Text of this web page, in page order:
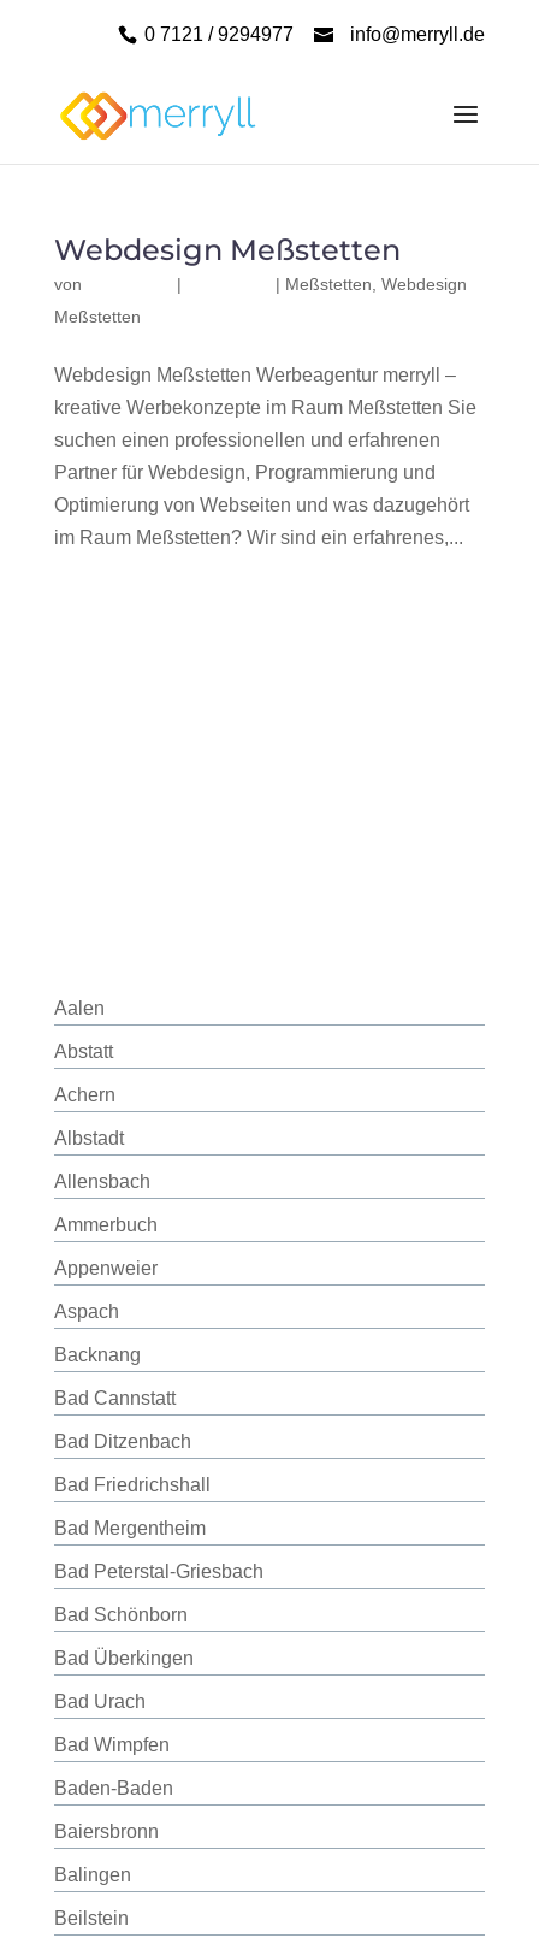
0 7121 / 9294977 info@merryll.de
Webdesign Meßstetten
von | | Meßstetten Webdesign
Meßstetten
Webdesign Meßstetten Werbeagentur merryll –
kreative Werbekonzepte im Raum Meßstetten Sie
suchen einen professionellen und erfahrenen
Partner für Webdesign, Programmierung und
Optimierung von Webseiten und was dazugehört
im Raum Meßstetten? Wir sind ein erfahrenes,...
Aalen
Abstatt
Achern
Albstadt
Allensbach
Ammerbuch
Appenweier
Aspach
Backnang
Bad Cannstatt
Bad Ditzenbach
Bad Friedrichshall
Bad Mergentheim
Bad Peterstal-Griesbach
Bad Schönborn
Bad Überkingen
Bad Urach
Bad Wimpfen
Baden-Baden
Baiersbronn
Balingen
Beilstein